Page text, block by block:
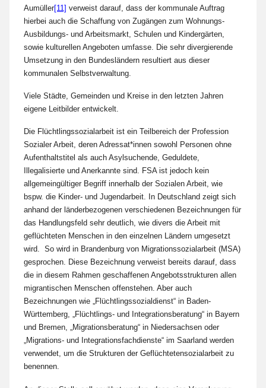
Aumüller[11] verweist darauf, dass der kommunale Auftrag
hierbei auch die Schaffung von Zugängen zum Wohnungs-
Ausbildungs- und Arbeitsmarkt, Schulen und Kindergärten,
sowie kulturellen Angeboten umfasse. Die sehr divergierende
Umsetzung in den Bundesländern resultiert aus dieser
kommunalen Selbstverwaltung.
Viele Städte, Gemeinden und Kreise in den letzten Jahren
eigene Leitbilder entwickelt.
Die Flüchtlingssozialarbeit ist ein Teilbereich der Profession
Sozialer Arbeit, deren Adressat*innen sowohl Personen ohne
Aufenthaltstitel als auch Asylsuchende, Geduldete,
Illegalisierte und Anerkannte sind. FSA ist jedoch kein
allgemeingültiger Begriff innerhalb der Sozialen Arbeit, wie
bspw. die Kinder- und Jugendarbeit. In Deutschland zeigt sich
anhand der länderbezogenen verschiedenen Bezeichnungen für
das Handlungsfeld sehr deutlich, wie divers die Arbeit mit
geflüchteten Menschen in den einzelnen Ländern umgesetzt
wird. So wird in Brandenburg von Migrationssozialarbeit (MSA)
gesprochen. Diese Bezeichnung verweist bereits darauf, dass
die in diesem Rahmen geschaffenen Angebotsstrukturen allen
migrantischen Menschen offenstehen. Aber auch
Bezeichnungen wie „Flüchtlingssozialdienst“ in Baden-
Württemberg, „Flüchtlings- und Integrationsberatung“ in Bayern
und Bremen, „Migrationsberatung“ in Niedersachsen oder
„Migrations- und Integrationsfachdienste“ im Saarland werden
verwendet, um die Strukturen der Geflüchtetensozialarbeit zu
benennen.